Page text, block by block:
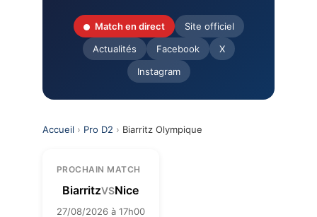
Match en direct
Site officiel
Actualités
Facebook
X
Instagram
Accueil › Pro D2 › Biarritz Olympique
PROCHAIN MATCH
BiarritzVSNice
27/08/2026 à 17h00